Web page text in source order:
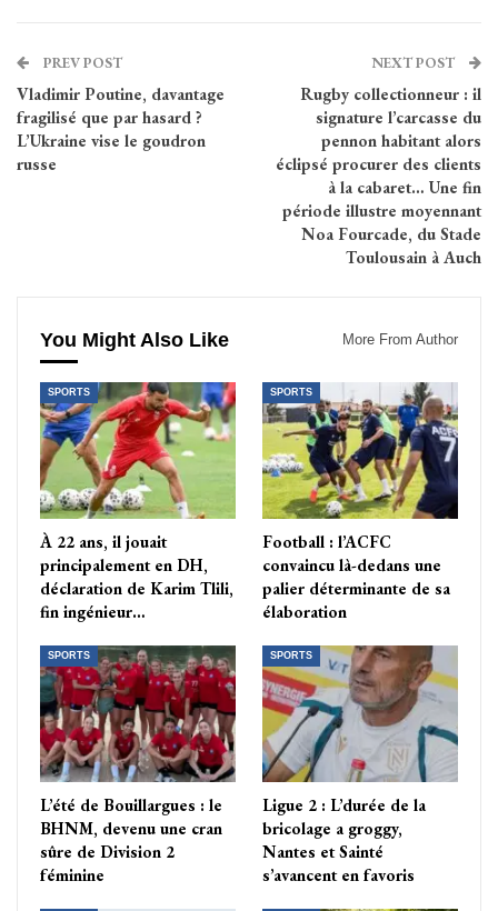
PREV POST
Vladimir Poutine, davantage
fragilisé que par hasard ?
L’Ukraine vise le goudron
russe
NEXT POST
Rugby collectionneur : il
signature l’carcasse du
pennon habitant alors
éclipsé procurer des clients
à la cabaret… Une fin
période illustre moyennant
Noa Fourcade, du Stade
Toulousain à Auch
You Might Also Like More From Author
SPORTS
À 22 ans, il jouait
principalement en DH,
déclaration de Karim Tlili,
fin ingénieur…
SPORTS
Football : l’ACFC
convaincu là-dedans une
palier déterminante de sa
élaboration
SPORTS
L’été de Bouillargues : le
BHNM, devenu une cran
sûre de Division 2
féminine
SPORTS
Ligue 2 : L’durée de la
bricolage a groggy,
Nantes et Sainté
s’avancent en favoris